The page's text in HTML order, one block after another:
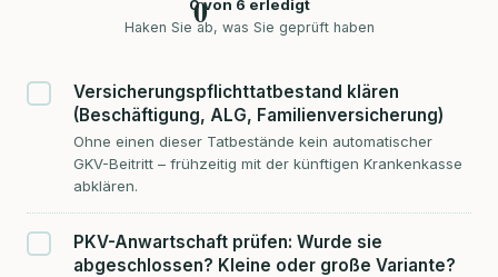
0
0von 6 erledigt
Haken Sie ab, was Sie geprüft haben
Versicherungspflichttatbestand klären
(Beschäftigung, ALG, Familienversicherung)
Ohne einen dieser Tatbestände kein automatischer
GKV-Beitritt – frühzeitig mit der künftigen Krankenkasse
abklären.
PKV-Anwartschaft prüfen: Wurde sie
abgeschlossen? Kleine oder große Variante?